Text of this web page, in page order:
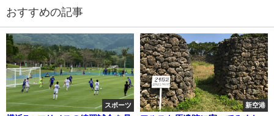
おすすめの記事
スポーツ 新空港